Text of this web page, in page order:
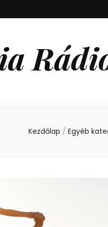
Kezdőlap / Egyéb